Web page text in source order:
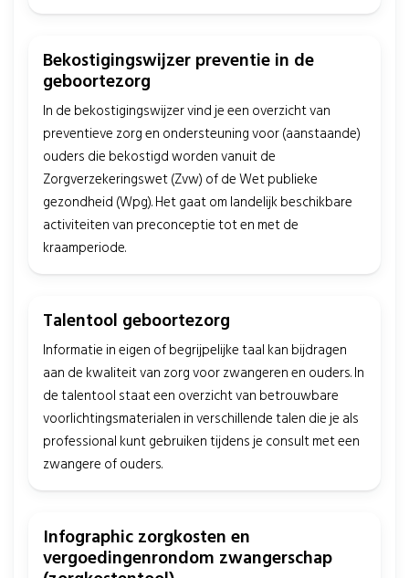
Bekostigingswijzer preventie in de
geboortezorg
In de bekostigingswijzer vind je een overzicht van
preventieve zorg en ondersteuning voor (aanstaande)
ouders die bekostigd worden vanuit de
Zorgverzekeringswet (Zvw) of de Wet publieke
gezondheid (Wpg). Het gaat om landelijk beschikbare
activiteiten van preconceptie tot en met de
kraamperiode.
Talentool geboortezorg
Informatie in eigen of begrijpelijke taal kan bijdragen
aan de kwaliteit van zorg voor zwangeren en ouders. In
de talentool staat een overzicht van betrouwbare
voorlichtingsmaterialen in verschillende talen die je als
professional kunt gebruiken tijdens je consult met een
zwangere of ouders.
Infographic zorgkosten en
vergoedingenrondom zwangerschap